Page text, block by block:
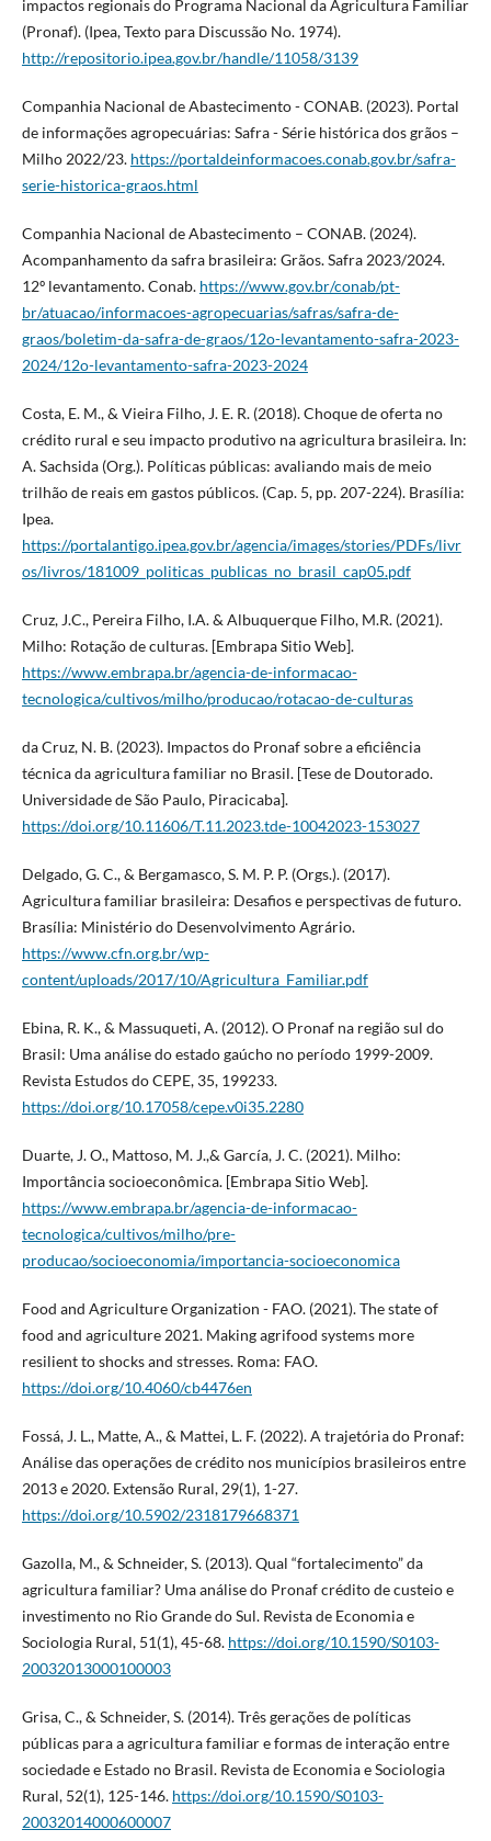
impactos regionais do Programa Nacional da Agricultura Familiar
(Pronaf). (Ipea, Texto para Discussão No. 1974).
http://repositorio.ipea.gov.br/handle/11058/3139
Companhia Nacional de Abastecimento - CONAB. (2023). Portal
de informações agropecuárias: Safra - Série histórica dos grãos –
Milho 2022/23. https://portaldeinformacoes.conab.gov.br/safra-
serie-historica-graos.html
Companhia Nacional de Abastecimento – CONAB. (2024).
Acompanhamento da safra brasileira: Grãos. Safra 2023/2024.
12º levantamento. Conab. https://www.gov.br/conab/pt-
br/atuacao/informacoes-agropecuarias/safras/safra-de-
graos/boletim-da-safra-de-graos/12o-levantamento-safra-2023-
2024/12o-levantamento-safra-2023-2024
Costa, E. M., & Vieira Filho, J. E. R. (2018). Choque de oferta no
crédito rural e seu impacto produtivo na agricultura brasileira. In:
A. Sachsida (Org.). Políticas públicas: avaliando mais de meio
trilhão de reais em gastos públicos. (Cap. 5, pp. 207-224). Brasília:
Ipea.
https://portalantigo.ipea.gov.br/agencia/images/stories/PDFs/livr
os/livros/181009_politicas_publicas_no_brasil_cap05.pdf
Cruz, J.C., Pereira Filho, I.A. & Albuquerque Filho, M.R. (2021).
Milho: Rotação de culturas. [Embrapa Sitio Web].
https://www.embrapa.br/agencia-de-informacao-
tecnologica/cultivos/milho/producao/rotacao-de-culturas
da Cruz, N. B. (2023). Impactos do Pronaf sobre a eficiência
técnica da agricultura familiar no Brasil. [Tese de Doutorado.
Universidade de São Paulo, Piracicaba].
https://doi.org/10.11606/T.11.2023.tde-10042023-153027
Delgado, G. C., & Bergamasco, S. M. P. P. (Orgs.). (2017).
Agricultura familiar brasileira: Desafios e perspectivas de futuro.
Brasília: Ministério do Desenvolvimento Agrário.
https://www.cfn.org.br/wp-
content/uploads/2017/10/Agricultura_Familiar.pdf
Ebina, R. K., & Massuqueti, A. (2012). O Pronaf na região sul do
Brasil: Uma análise do estado gaúcho no período 1999-2009.
Revista Estudos do CEPE, 35, 199233.
https://doi.org/10.17058/cepe.v0i35.2280
Duarte, J. O., Mattoso, M. J.,& García, J. C. (2021). Milho:
Importância socioeconômica. [Embrapa Sitio Web].
https://www.embrapa.br/agencia-de-informacao-
tecnologica/cultivos/milho/pre-
producao/socioeconomia/importancia-socioeconomica
Food and Agriculture Organization - FAO. (2021). The state of
food and agriculture 2021. Making agrifood systems more
resilient to shocks and stresses. Roma: FAO.
https://doi.org/10.4060/cb4476en
Fossá, J. L., Matte, A., & Mattei, L. F. (2022). A trajetória do Pronaf:
Análise das operações de crédito nos municípios brasileiros entre
2013 e 2020. Extensão Rural, 29(1), 1-27.
https://doi.org/10.5902/2318179668371
Gazolla, M., & Schneider, S. (2013). Qual “fortalecimento” da
agricultura familiar? Uma análise do Pronaf crédito de custeio e
investimento no Rio Grande do Sul. Revista de Economia e
Sociologia Rural, 51(1), 45-68. https://doi.org/10.1590/S0103-
20032013000100003
Grisa, C., & Schneider, S. (2014). Três gerações de políticas
públicas para a agricultura familiar e formas de interação entre
sociedade e Estado no Brasil. Revista de Economia e Sociologia
Rural, 52(1), 125-146. https://doi.org/10.1590/S0103-
20032014000600007